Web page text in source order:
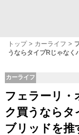
トップ カーライフ
うならタイプRじゃなく
カーライフ
フェラーリ・
ク買うならタ
ブリッドを推